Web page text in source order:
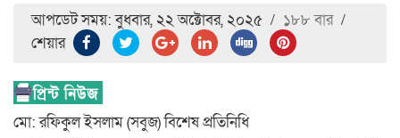
আপডেট সময়: বুধবার, ২২ অক্টোবর, ২০২৫ / ১৮৮ বার /
শেয়ার
মো: রফিকুল ইসলাম (সবুজ) বিশেষ প্রতিনিধি